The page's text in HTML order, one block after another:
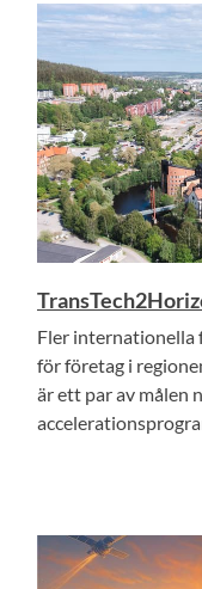
Fler internationella
för företag i
är ett par av